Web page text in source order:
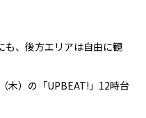
も、後方エリアは自由に観
木）の「UPBEAT!」12時台